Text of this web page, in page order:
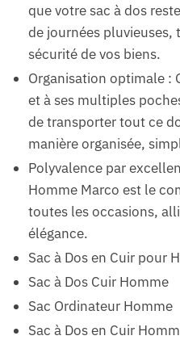
que votre sac à dos
de journées pluvieuses,
sécurité de vos biens.
Organisation optimale :
et à ses multiples
de transporter tout ce
manière organisée,
Polyvalence par
Homme Marco est le
toutes les occasions,
élégance.
Sac à Dos en Cuir pour
Sac à Dos Cuir Homme
Sac Ordinateur Homme
Sac à Dos en Cuir